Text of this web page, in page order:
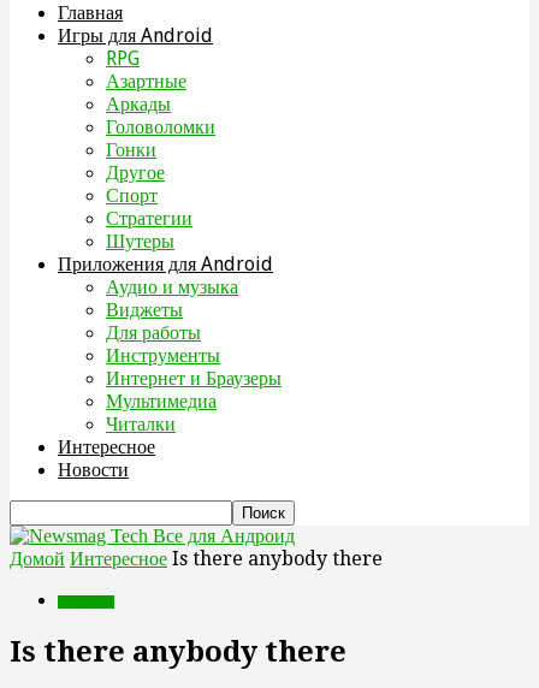
Главная
Игры для Android
RPG
Азартные
Аркады
Головоломки
Гонки
Другое
Спорт
Стратегии
Шутеры
Приложения для Android
Аудио и музыка
Виджеты
Для работы
Инструменты
Интернет и Браузеры
Мультимедиа
Читалки
Интересное
Новости
Все для Андроид
Домой Интересное Is there anybody there
Is there anybody there